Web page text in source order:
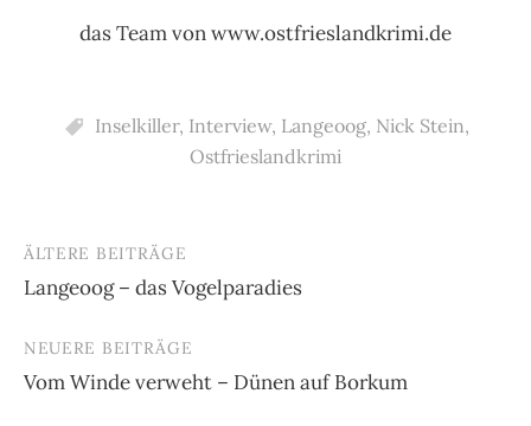
das Team von www.ostfrieslandkrimi.de
Inselkiller, Interview, Langeoog, Nick Stein,
Ostfrieslandkrimi
Beitragsnavigation
ÄLTERE BEITRÄGE
Langeoog – das Vogelparadies
NEUERE BEITRÄGE
Vom Winde verweht – Dünen auf Borkum